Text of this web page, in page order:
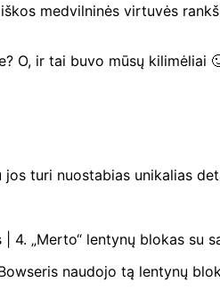
medvilninės virtuvės
O, ir tai buvo mūsų kilimėliai
turi nuostabias unikalias
4. „Merto“ lentynų blokas su
naudojo tą lentynų